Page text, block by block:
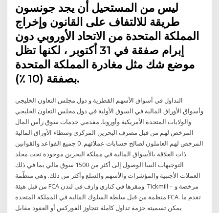
ليس من المستحيل أن يجد جونسون
طريقة للالتفاف على القانون وإخراج
المملكة المتحدة من الاتحاد الأوروبي دون
إبرام صفقة في 31 أكتوبر ، لكنها تظل
موضع شك مثل مغادرة المملكة المتحدة
بصفقة (10 ٪).
التداول في أسواق الأسهم القطرية و دول مجلس التعاون الخليجي
وأسواق الأوراق المالية في السوق الأولية في دول مجلس التعاون الخليجي
والولايات المتحدة الأمريكية وأوروبا. مقدمي خدمات سوق رأس المال
المرخص لهم من قبل مصرف البحرين المركزي وسطاء الأوراق المالية
المرخص لهم العاملون لصالح حسابات عملائهم. 0 جميع القواعد والقوانين
ذات العلاقة بالأسواق المالية في مملكة البحرين موجودة تحت مجلد
التوجيهات السا الوصول إلى أكثر من 1500 سوق مالي بما في ذلك
العملات الأجنبية والمؤشرات والأسهم والسلع وأكثر من ذلك. وهي منظّمة
من قبل هيئة FCA ومقرها في كناري وارف في لندن. Tickmill – مرخصة و
منظمة من قبل سلطة السلوك المالية في المملكة المتحدة FCA. تقدم ما
يمكن تسميته حزمة تداول كاملة تتجاوز الفوركس أو العقود مقابل